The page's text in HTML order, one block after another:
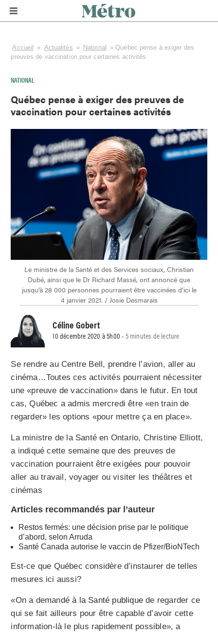
lang="fr-FR" >
Accueil » Actualités » National »Québec pense à exiger des
preuves de vaccination pour certaines activités
NATIONAL
Québec pense à exiger des preuves de
vaccination pour certaines activités
Le ministre de la Santé et des Services sociaux, Christian
Dubé, ainsi que le Dr Richard Massé, ont annoncé que
jusqu’à 28 000 personnes pourraient être vaccinées d’ici le
4 janvier 2021. / Josie Desmarais
Céline Gobert
10 décembre 2020 à 5h00 -5 minutes de lecture
Se rendre au Centre Bell, prendre l’avion, aller au
cinéma…Toutes ces activités pourraient nécessiter
une «preuve de vaccination» dans le futur. En tout
cas, Québec a admis mercredi être «en trainde
regarder» les options «pour mettre ça en place».
La ministre de la Santé en Ontario, Christine Elliott,
a indiqué cette semaine que des preuves de
vaccination pourraient être exigées pour pouvoir
aller au travail, voyager ou visiter les théâtres et
cinémas
Articles recommandés par l’auteur
Restos fermés: une décision prise par le politique
d’abord, selon Arruda
Santé Canada autorise le vaccin de Pfizer/BioNTech
Est-ce que Québec considère d’instaurer de telles
mesures ici aussi?
«On a demandéà la Santé publique de regarder ce
qui se fait ailleurs pour être capable d’avoir cette
information-là le plus rapidement possible», a